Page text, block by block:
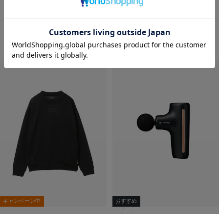
おすすめ商品・新商品はこちら
キャンペーン中 おすすめ